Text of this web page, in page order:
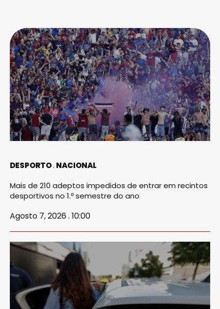
DESPORTO NACIONAL
Mais de 210 adeptos impedidos de entrar em recintos
desportivos no 1.º semestre do ano
Agosto 7, 2026 . 10:00